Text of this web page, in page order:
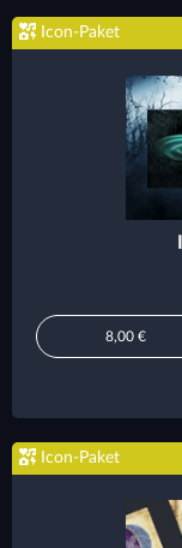
Icon-Paket
8,00 €
Icon-Paket